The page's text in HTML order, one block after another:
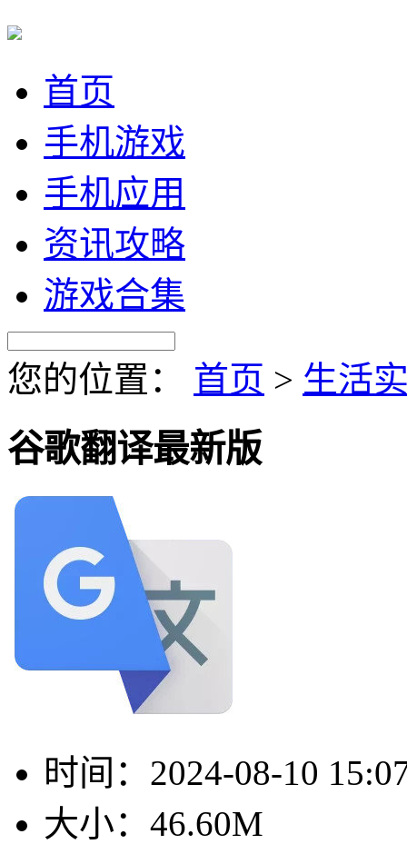
首页
手机游戏
手机应用
资讯攻略
游戏合集
您的位置： 首页 > 生活
谷歌翻译最新版
时间： 2024-08-10
大小： 46.60M